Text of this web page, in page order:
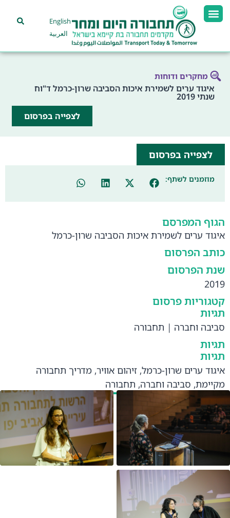
English
العربية
מחקרים ודוחות
איגוד ערים לשמירת איכות הסביבה שרון-כרמל ד"וח
שנתי 2019
לצפייה בפרסום
לצפייה בפרסום
מוזמנים לשתף:
הגוף המפרסם
איגוד ערים לשמירת איכות הסביבה שרון-כרמל
כותב הפרסום
שנת הפרסום
2019
קטגוריות פרסום
תגיות
סביבה וחברה | תחבורה
תגיות
תגיות
איגוד ערים שרון-כרמל, זיהום אוויר, מדריך תחבורה
מקיימת, סביבה וחברה, תחבורה